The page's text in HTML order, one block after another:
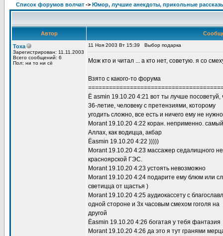
Список форумов волчат -> Юмор, лучшие анекдоты, прикольные
Автор
Toxa
Зарегистрирован: 11.11.2003
Всего сообщений: 6
Пол: ни то ни сё
11 Ноя 2003 Вт 15:39 Выбор подарка
Мож кто и читал ... а кто нет, советую. я со
Взято с какого-то форума
Ё asmin 19.10.20 4:21 вот ты лучше посоветуй,
36-летие, человеку с претензиями, которому
угодить сложно, все есть и ничего ему не нужно
Morant 19.10.20 4:22 коран. неприменно.
Аллах, как водицца, акбар
Ёasmin 19.10.20 4:22 )))))
Morant 19.10.20 4:23 массажер седалищного
красноярской ГЭС.
Morant 19.10.20 4:23 устоять невозможно
Morant 19.10.20 4:24 подарите ему блюм или
светицца от щастья )
Morant 19.10.20 4:25 аудиокассету с
одной стороне и 3х часовым смехом гоголя на
другой
Ёasmin 19.10.20 4:26 богатая у тебя фантазия
Morant 19.10.20 4:26 да это я тут гранями